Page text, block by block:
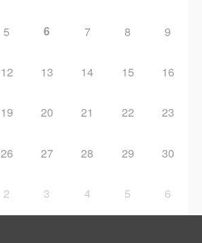
5 6 7 8 9
12 13 14 15 16
19 20 21 22 23
26 27 28 29 30
2 3 4 5 6